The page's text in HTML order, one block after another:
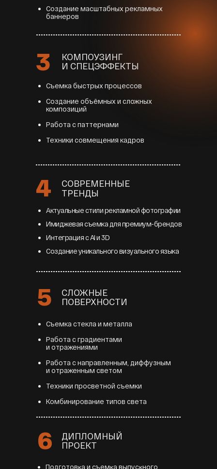
КОМПОУЗИНГ
И СПЕЦЭФФЕКТЫ
Создание масштабных рекламных
баннеров
Съемка быстрых процессов
Создание объёмных и сложных
композиций
Работа с паттернами
Техники совмещения кадров
3
СОВРЕМЕННЫЕ
ТРЕНДЫ
СЛОЖНЫЕ
ПОВЕРХНОСТИ
ДИПЛОМНЫЙ
ПРОЕКТ
Актуальные стили рекламной фотографии
Имиджевая съемка для премиум-брендов
Интеграция с AI и 3D
Создание уникального визуального языка
Съемка стекла и металла
Работа с градиентами
и отражениями
Работа с направленным, диффузным
и отраженным светом
Техники просветной съемки
Комбинирование типов света
Подготовĸа и съемĸа выпусĸного
6
5
4